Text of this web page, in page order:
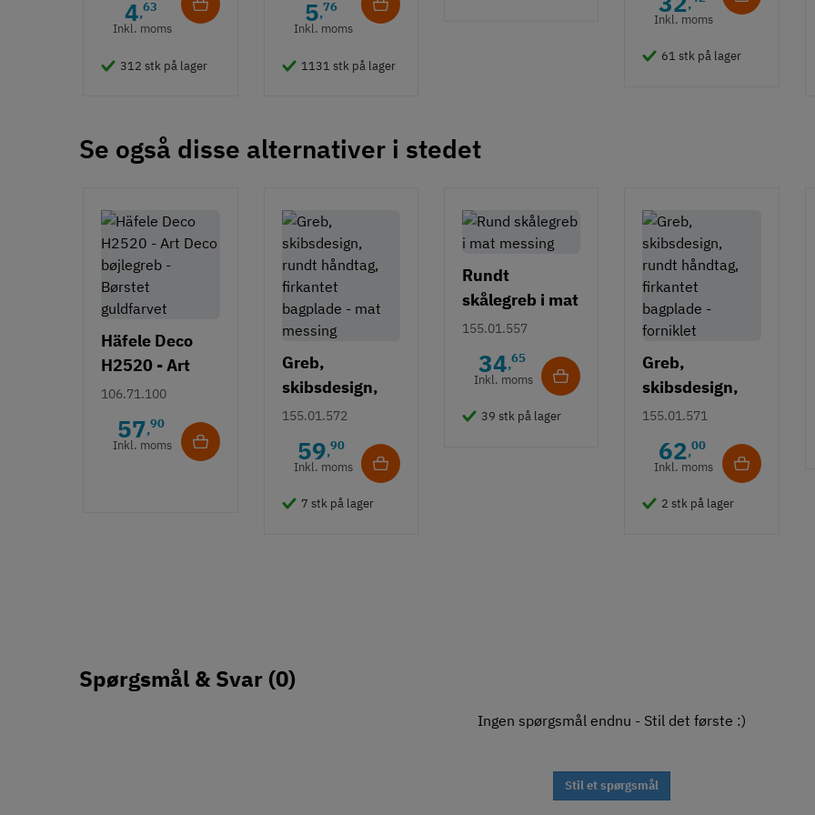
4,63
Inkl. moms
312 stk på lager
5,76
Inkl. moms
1131 stk på lager
,
Inkl. moms
61 stk på lager
Se også disse alternativer i stedet
Häfele Deco
H2520 - Art
Deco bøjlegreb
- Børstet
guldfarvet
106.71.100
57,90
Inkl. moms
Greb,
skibsdesign,
lemmehank,
firkantet
bagplade - mat
155.01.572
59,90
Inkl. moms
7 stk på lager
Rundt
skålegreb i mat
messing
155.01.557
34,65
Inkl. moms
39 stk på lager
Greb,
skibsdesign,
lemmehank,
firkantet
bagplade -
155.01.571
62,00
Inkl. moms
2 stk på lager
Spørgsmål & Svar (0)
Ingen spørgsmål endnu - Stil det første :)
Stil et spørgsmål